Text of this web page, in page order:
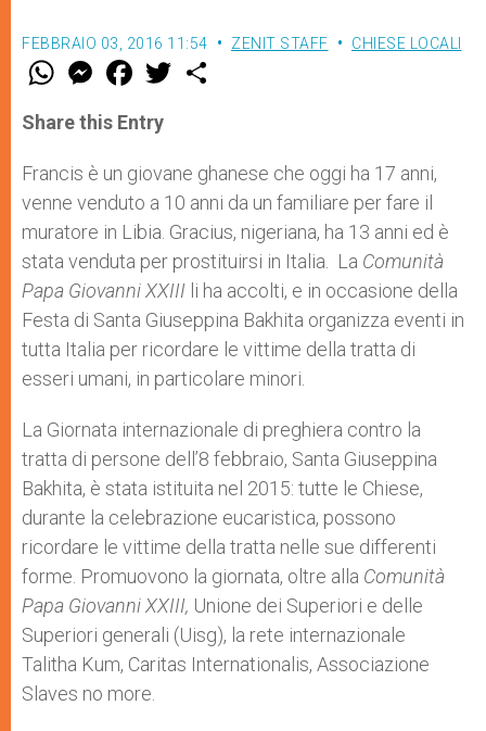
FEBBRAIO 03, 2016 11:54 ZENIT STAFF CHIESE LOCALI
W
t
s
p
p
M
e
s
e
g
e
r
F
a
e
b
o
k
w
r
Share this Entry
Francis è un giovane ghanese che oggi ha 17 anni,
venne venduto a 10 anni da un familiare per fare il
muratore in Libia. Gracius, nigeriana, ha 13 anni ed è
stata venduta per prostituirsi in Italia. La Comunità
Papa Giovanni XXIII li ha accolti, e in occasione della
Festa di Santa Giuseppina Bakhita organizza eventi in
tutta Italia per ricordare le vittime della tratta di
esseri umani, in particolare minori.
La Giornata internazionale di preghiera contro la
tratta di persone dell’8 febbraio, Santa Giuseppina
Bakhita, è stata istituita nel 2015: tutte le Chiese,
durante la celebrazione eucaristica, possono
ricordare le vittime della tratta nelle sue differenti
forme. Promuovono la giornata, oltre alla Comunità
Papa Giovanni XXIII, Unione dei Superiori e delle
Superiori generali (Uisg), la rete internazionale
Talitha Kum, Caritas Internationalis, Associazione
Slaves no more.